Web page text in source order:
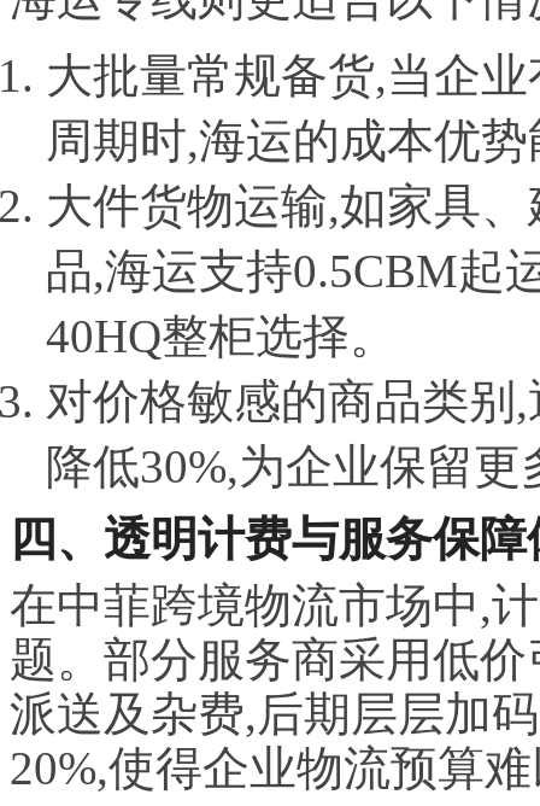
大批量常规备货,当企
周期时,海运的成本优
大件货物运输,如家具
品,海运支持0.5CBM起
40HQ整柜选择。
对价格敏感的商品类别
降低30%,为企业保留
四、透明计费与服务保障
在中菲跨境物流市场中,
题。部分服务商采用低
派送及杂费,后期层层加
20%,使得企业物流预算